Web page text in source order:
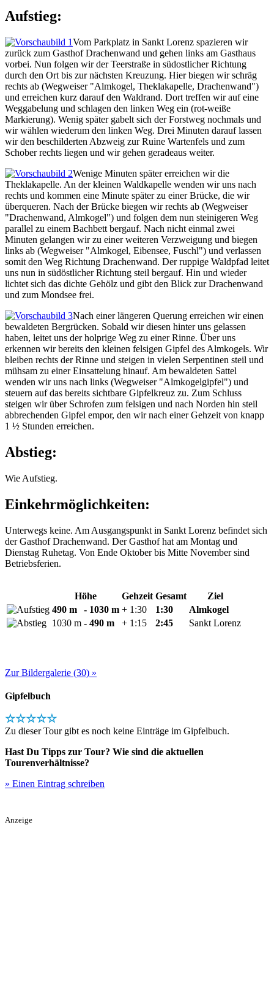
Aufstieg:
Vom Parkplatz in Sankt Lorenz spazieren wir
zurück zum Gasthof Drachenwand und gehen links am Gasthaus
vorbei. Nun folgen wir der Teerstraße in südostlicher Richtung
durch den Ort bis zur nächsten Kreuzung. Hier biegen wir schräg
rechts ab (Wegweiser "Almkogel, Theklakapelle, Drachenwand")
und erreichen kurz darauf den Waldrand. Dort treffen wir auf eine
Weggabelung und schlagen den linken Weg ein (rot-weiße
Markierung). Wenig später gabelt sich der Forstweg nochmals und
wir wählen wiederum den linken Weg. Drei Minuten darauf lassen
wir den beschilderten Abzweig zur Ruine Wartenfels und zum
Schober rechts liegen und wir gehen geradeaus weiter.
Wenige Minuten später erreichen wir die
Theklakapelle. An der kleinen Waldkapelle wenden wir uns nach
rechts und kommen eine Minute später zu einer Brücke, die wir
überqueren. Nach der Brücke biegen wir rechts ab (Wegweiser
"Drachenwand, Almkogel") und folgen dem nun steinigeren Weg
parallel zu einem Bachbett bergauf. Nach nicht einmal zwei
Minuten gelangen wir zu einer weiteren Verzweigung und biegen
links ab (Wegweiser "Almkogel, Eibensee, Fuschl") und verlassen
somit den Weg Richtung Drachenwand. Der ruppige Waldpfad leitet
uns nun in südöstlicher Richtung steil bergauf. Hin und wieder
lichtet sich das dichte Gehölz und gibt den Blick zur Drachenwand
und zum Mondsee frei.
Nach einer längeren Querung erreichen wir einen
bewaldeten Bergrücken. Sobald wir diesen hinter uns gelassen
haben, leitet uns der holprige Weg zu einer Rinne. Über uns
erkennen wir bereits den kleinen felsigen Gipfel des Almkogels. Wir
bleiben rechts der Rinne und steigen in vielen Serpentinen steil und
mühsam zu einer Einsattelung hinauf. Am bewaldeten Sattel
wenden wir uns nach links (Wegweiser "Almkogelgipfel") und
steuern auf das bereits sichtbare Gipfelkreuz zu. Zum Schluss
steigen wir über Schrofen zum felsigen und nach Norden hin steil
abbrechenden Gipfel empor, den wir nach einer Gehzeit von knapp
1 ½ Stunden erreichen.
Abstieg:
Wie Aufstieg.
Einkehrmöglichkeiten:
Unterwegs keine. Am Ausgangspunkt in Sankt Lorenz befindet sich
der Gasthof Drachenwand. Der Gasthof hat am Montag und
Dienstag Ruhetag. Von Ende Oktober bis Mitte November sind
Betriebsferien.
Höhe Gehzeit Gesamt
Ziel
490 m
- 1030 m + 1:30 1:30
Almkogel
1030 m - 490 m + 1:15 2:45 Sankt Lorenz
Zur Bildergalerie (30) »
Gipfelbuch
☆☆☆☆☆
Zu dieser Tour gibt es noch keine Einträge im Gipfelbuch.
Hast Du Tipps zur Tour? Wie sind die aktuellen
Tourenverhältnisse?
» Einen Eintrag schreiben
Anzeige